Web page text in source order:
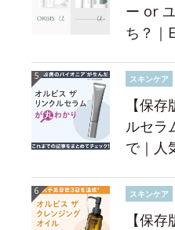
ー or
ち？｜
スキンケア
【保
ルセラ
で｜人
スキンケア
【保